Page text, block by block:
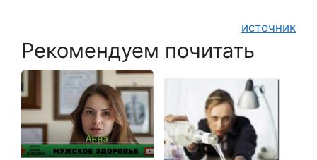
источник
Рекомендуем почитать